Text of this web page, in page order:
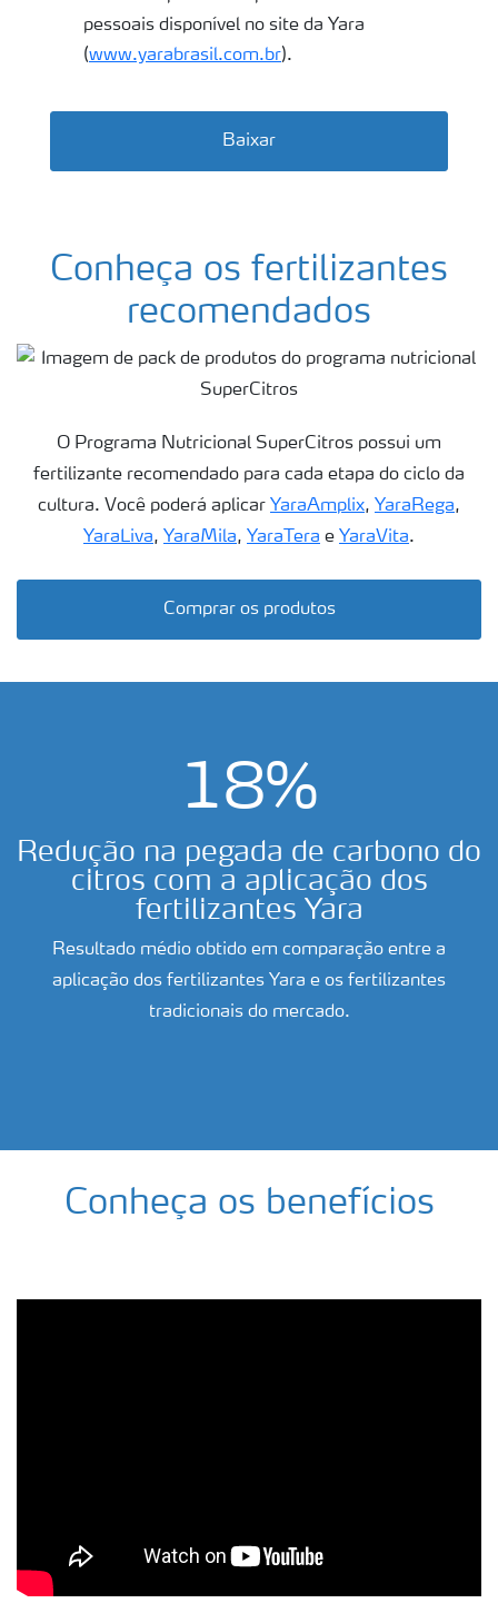
pessoais disponível no site da Yara
(www.yarabrasil.com.br).
Baixar
Conheça os fertilizantes
recomendados
O Programa Nutricional SuperCitros possui um
fertilizante recomendado para cada etapa do ciclo da
cultura. Você poderá aplicar YaraAmplix, YaraRega,
YaraLiva, YaraMila, YaraTera e YaraVita.
Comprar os produtos
18%
Redução na pegada de carbono do
citros com a aplicação dos
fertilizantes Yara
Resultado médio obtido em comparação entre a
aplicação dos fertilizantes Yara e os fertilizantes
tradicionais do mercado.
Conheça os benefícios